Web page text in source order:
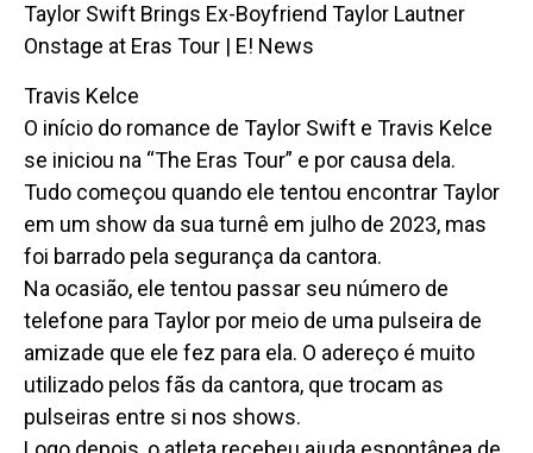
Taylor Swift Brings Ex-Boyfriend Taylor Lautner
Onstage at Eras Tour | E! News
Travis Kelce
O início do romance de Taylor Swift e Travis Kelce
se iniciou na “The Eras Tour” e por causa dela.
Tudo começou quando ele tentou encontrar Taylor
em um show da sua turnê em julho de 2023, mas
foi barrado pela segurança da cantora.
Na ocasião, ele tentou passar seu número de
telefone para Taylor por meio de uma pulseira de
amizade que ele fez para ela. O adereço é muito
utilizado pelos fãs da cantora, que trocam as
pulseiras entre si nos shows.